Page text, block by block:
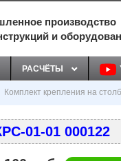
производство
и
РАСЧЁТЫ
Комплект крепления на
01-01 000122